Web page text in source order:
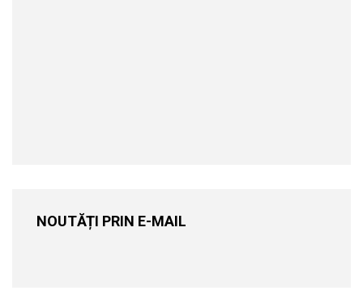
NOUTĂȚI PRIN E-MAIL